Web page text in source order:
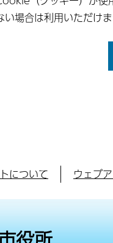
場合は利用いただけま
について ウェブ